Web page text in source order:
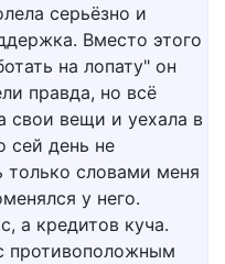
серьёзно и
Вместо этого
на лопату" он
правда, но всё
свои вещи и уехала в
сей день не
только словами меня
у него.
а кредитов куча.
противоположным